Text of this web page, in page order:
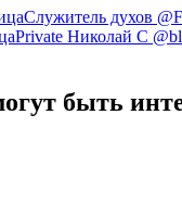
Служитель духов
Private Николай С
быть